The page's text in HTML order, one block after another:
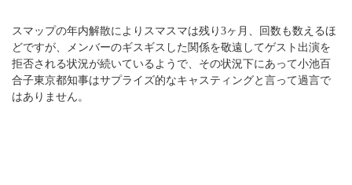
スマップの年内解散によりスマスマは残り3ヶ月、回数も数えるほ
どですが、メンバーのギスギスした関係を敬遠してゲスト出演を
拒否される状況が続いているようで、その状況下にあって小池百
合子東京都知事はサプライズ的なキャスティングと言って過言で
はありません。